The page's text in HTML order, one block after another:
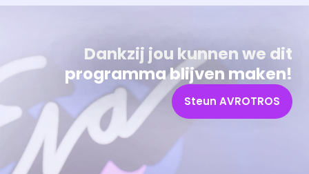
Dankzij jou kunnen we dit
programma blijven maken!
Steun AVROTROS